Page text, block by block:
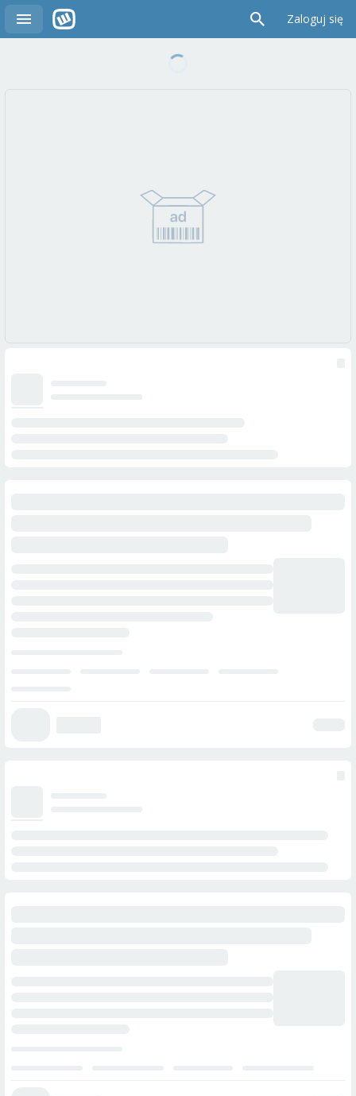
Zaloguj się